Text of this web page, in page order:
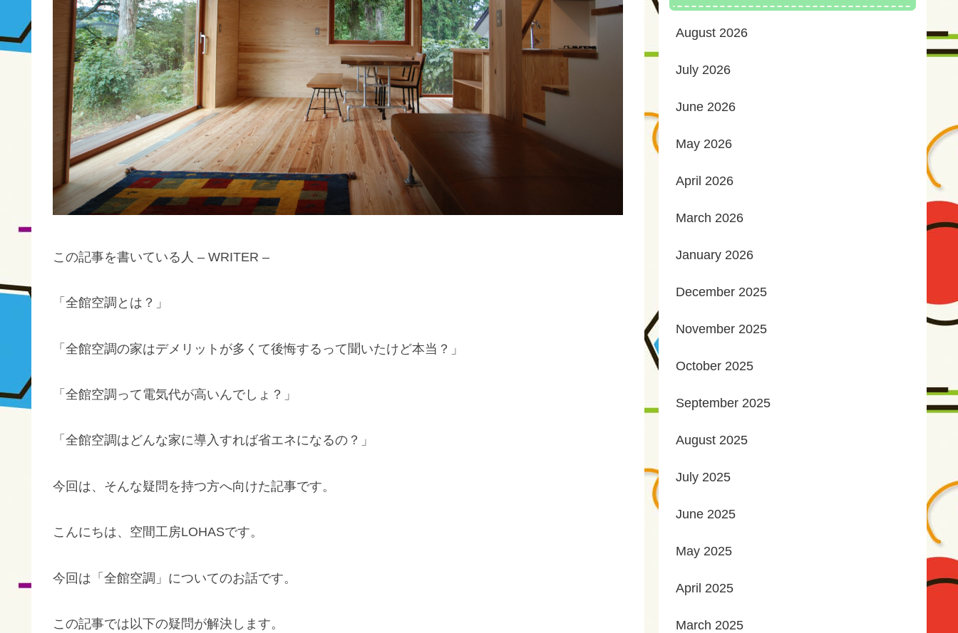
この記事を書いている人 – WRITER –
「全館空調とは？」
「全館空調の家はデメリットが多くて後悔するって聞いたけど本当？」
「全館空調って電気代が高いんでしょ？」
「全館空調はどんな家に導入すれば省エネになるの？」
今回は、そんな疑問を持つ方へ向けた記事です。
こんにちは、空間工房LOHASです。
今回は「全館空調」についてのお話です。
この記事では以下の疑問が解決します。
August 2026
July 2026
June 2026
May 2026
April 2026
March 2026
January 2026
December 2025
November 2025
October 2025
September 2025
August 2025
July 2025
June 2025
May 2025
April 2025
March 2025